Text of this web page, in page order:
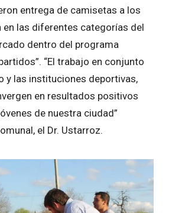
entrega de camisetas a los
en las diferentes categorías del
dentro del programa
“El trabajo en conjunto
y las instituciones deportivas,
en resultados positivos
de nuestra ciudad”
el Dr. Ustarroz.